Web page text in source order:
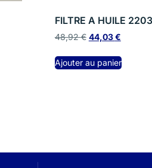
FILTRE A HUILE
48,92€ 44,03€
Ajouter au panier